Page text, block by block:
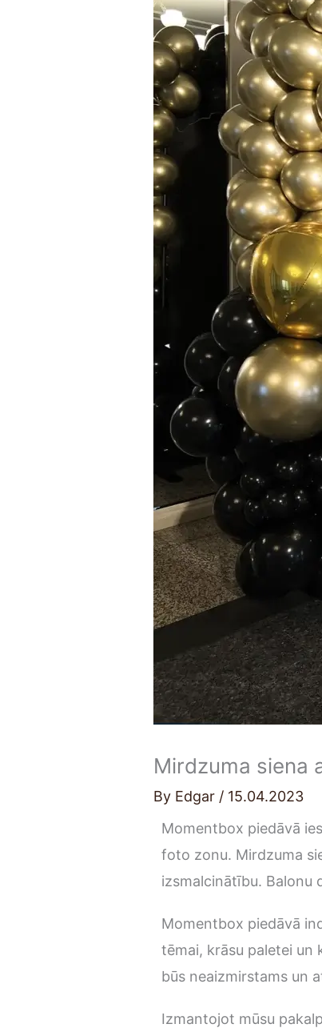
Mirdzuma siena
By Edgar / 15.04.2023
Momentbox piedāvā
foto zonu. Mirdzuma
izsmalcinātību. Balonu
Momentbox piedāvā
tēmai, krāsu paletei un
būs neaizmirstams un
Izmantojot mūsu